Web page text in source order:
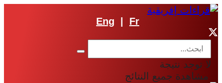
Eng Fr
لا توجد نتيجة
مشاهدة جميع النتائج